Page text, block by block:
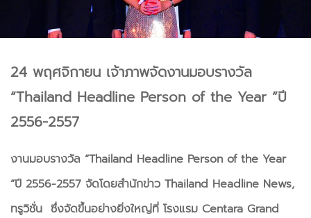
24 พฤศจิกายน เจ้าภาพจัดงานมอบรางวัล
“Thailand Headline Person of the Year ”ปี
2556-2557
งานมอบรางวัล “Thailand Headline Person of the Year
”ปี 2556-2557 จัดโดยสำนักข่าว Thailand Headline News,
ทรูวิชั่น ซึ่งจัดขึ้นอย่างยิ่งใหญ่ที่ โรงแรม Centara Grand